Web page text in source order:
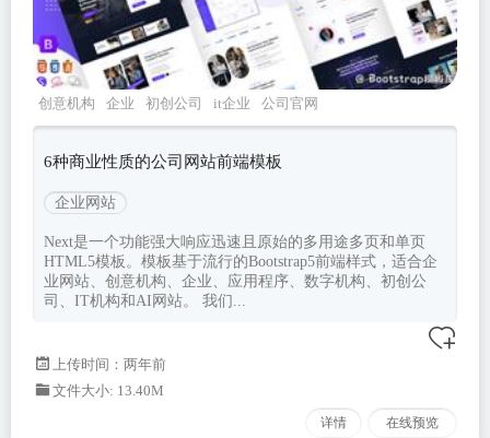
创意机构 企业 初创公司 it企业 公司官网
6种商业性质的公司网站前端模板
企业网站
Next是一个功能强大响应迅速且原始的多用途多页和单页
HTML5模板。模板基于流行的Bootstrap5前端样式，适合企
业网站、创意机构、企业、应用程序、数字机构、初创公
司、IT机构和AI网站。 我们...
上传时间：两年前
文件大小: 13.40M
详情 在线预览